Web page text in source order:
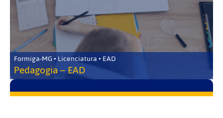
Formiga-MG • Licenciatura • EAD
Pedagogia – EAD